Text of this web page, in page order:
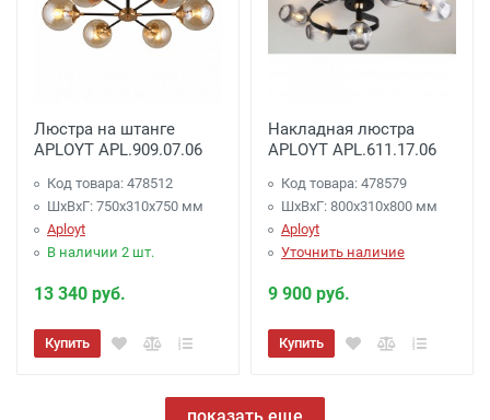
Люстра на штанге
APLOYT APL.909.07.06
Код товара: 478512
ШхВхГ: 750x310x750 мм
Aployt
В наличии 2 шт.
13 340 руб.
Купить
Накладная люстра
APLOYT APL.611.17.06
Код товара: 478579
ШхВхГ: 800x310x800 мм
Aployt
Уточнить наличие
9 900 руб.
Купить